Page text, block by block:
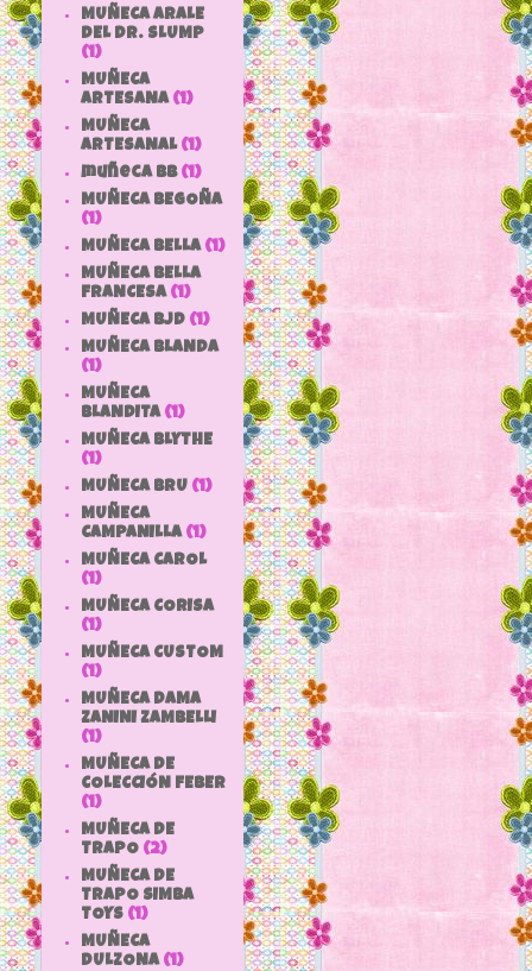
MUÑECA ARALE
DEL DR. SLUMP
(1)
MUÑECA
ARTESANA (1)
MUÑECA
ARTESANAL (1)
muñeca bb (1)
MUÑECA BEGOÑA
(1)
MUÑECA BELLA (1)
MUÑECA BELLA
FRANCESA (1)
MUÑECA BJD (1)
MUÑECA BLANDA
(1)
MUÑECA
BLANDITA (1)
MUÑECA BLYTHE
(1)
MUÑECA BRU (1)
MUÑECA
CAMPANILLA (1)
MUÑECA CAROL
(1)
MUÑECA CORISA
(1)
MUÑECA CUSTOM
(1)
MUÑECA DAMA
ZANINI ZAMBELLI
(1)
MUÑECA DE
COLECCIÓN FEBER
(1)
MUÑECA DE
TRAPO (2)
MUÑECA DE
TRAPO SIMBA
TOYS (1)
MUÑECA
DULZONA (1)